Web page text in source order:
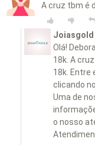
A cruz tbm é
Joiasgold
Olá!
18k. A
18k. Entre
clicando
Uma de
o nosso